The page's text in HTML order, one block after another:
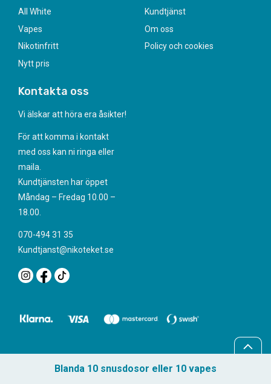
All White
Vapes
Nikotinfritt
Nytt pris
Kundtjänst
Om oss
Policy och cookies
Kontakta oss
Vi älskar att höra era åsikter!
För att komma i kontakt
med oss kan ni ringa eller
maila.
Kundtjänsten har öppet
Måndag – Fredag 10.00 –
18.00.
070-494 31 35
Kundtjanst@nikoteket.se
Blanda 10 snusdosor eller 10 vapes